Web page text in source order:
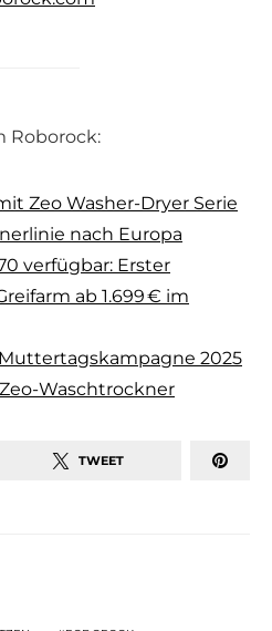
Roborock:
Zeo Washer-Dryer Serie
nach Europa
verfügbar: Erster
ab 1.699 € im
2025
Waschtrockner
TWEET